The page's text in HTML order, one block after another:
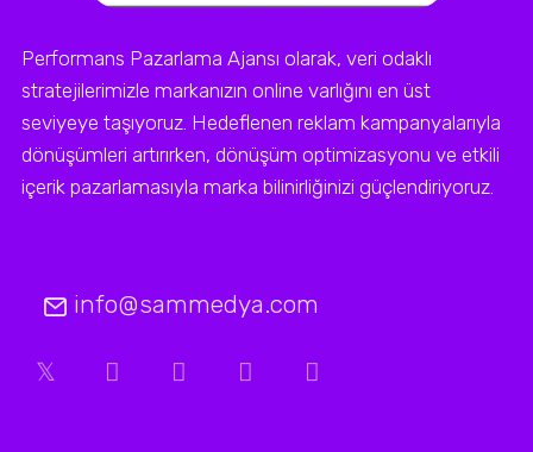
Performans Pazarlama Ajansı olarak, veri odaklı
stratejilerimizle markanızın online varlığını en üst
seviyeye taşıyoruz. Hedeflenen reklam kampanyalarıyla
dönüşümleri artırırken, dönüşüm optimizasyonu ve etkili
içerik pazarlamasıyla marka bilinirliğinizi güçlendiriyoruz.
info@sammedya.com